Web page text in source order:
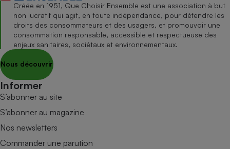
Créée en 1951, Que Choisir Ensemble est une association à but
non lucratif qui agit, en toute indépendance, pour défendre les
droits des consommateurs et des usagers, et promouvoir une
consommation responsable, accessible et respectueuse des
enjeux sanitaires, sociétaux et environnementaux.
Nous découvrir
Informer
S’abonner au site
S’abonner au magazine
Nos newsletters
Commander une parution